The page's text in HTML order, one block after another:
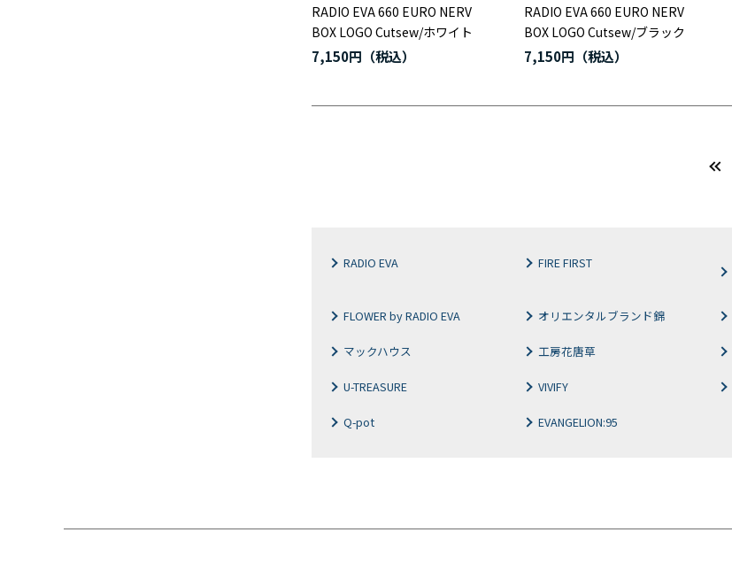
RADIO EVA 660 EURO NERV
BOX LOGO Cutsew/ホワイト
7,150円
RADIO EVA 660 EURO NERV
BOX LOGO Cutsew/ブラック
7,150円
RADIO EVA FIRE FIRST
FLOWER by RADIO EVA オリエンタルブランド錦
マックハウス 工房花唐草
U-TREASURE VIVIFY
Q-pot EVANGELION:95